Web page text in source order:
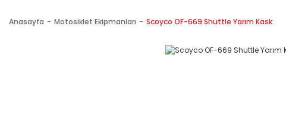
Anasayfa Motosiklet Ekipmanları Scoyco OF-669 Shuttle Yarım Kask